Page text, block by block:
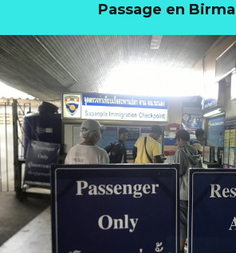
Passage en